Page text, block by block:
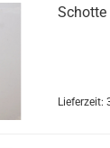
Lieferzeit: